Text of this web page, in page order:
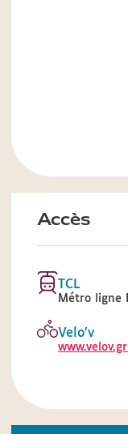
Accès
TCL
Métro ligne
Velo’v